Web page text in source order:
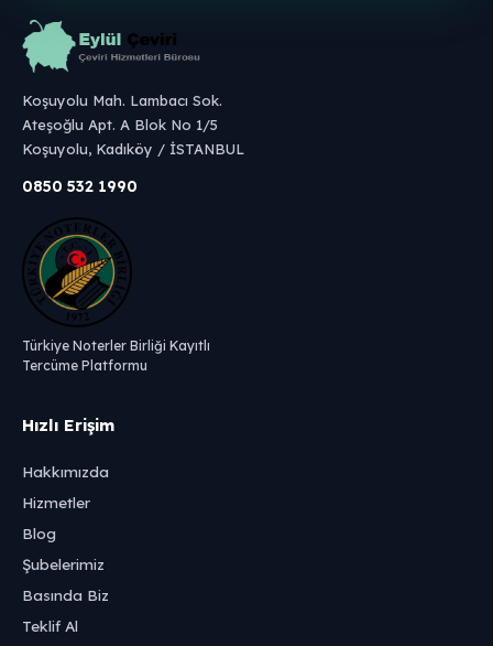
Koşuyolu Mah. Lambacı Sok.
Ateşoğlu Apt. A Blok No 1/5
Koşuyolu, Kadıköy / İSTANBUL
0850 532 1990
Türkiye Noterler Birliği Kayıtlı
Tercüme Platformu
Hızlı Erişim
Hakkımızda
Hizmetler
Blog
Şubelerimiz
Basında Biz
Teklif Al